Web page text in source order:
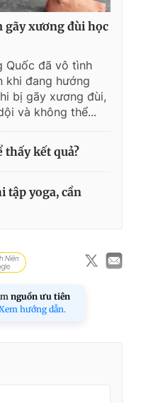
gãy xương đùi học
Quốc đã vô tình
khi đang hướng
bị gãy xương đùi,
và không thể...
thấy kết quả?
tập yoga, cần
nguồn ưu tiên
hướng dẫn.